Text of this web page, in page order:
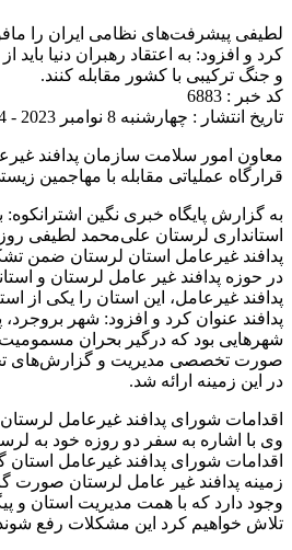
لطیفی پیشرفت‌های نظامی ایران را
کرد و افزود: به اعتقاد رهبران دنیا
و جنگ ترکیبی با کشور مقابله کنند.
کد خبر : 6883
تاریخ انتشار : چهارشنبه 8 نوامبر 2023 - 19:14
معاون امور سلامت سازمان پدافند
قرارگاه عملیاتی مقابله با مهاجمین
به گزارش پایگاه خبری نگین
استانداری لرستان علی‌محمد لطیفی
پدافند غیرعامل استان لرستان ضمن
در حوزه پدافند غیر عامل لرستان و
پدافند غیرعامل، این استان را یکی از
پدافند عنوان کرد و افزود: شهر
شهرهایی بود که درگیر بحران
صورت تخصصی مدیریت و گزارش‌های
در این زمینه ارائه شد.
اقدامات شورای پدافند غیرعامل
وی با اشاره به سفر دو روزه خود به
اقدامات شورای پدافند غیرعامل
زمینه پدافند غیر عامل لرستان صورت
وجود دارد که با همت مدیریت استان و
تلاش خواهیم کرد این مشکلات رفع